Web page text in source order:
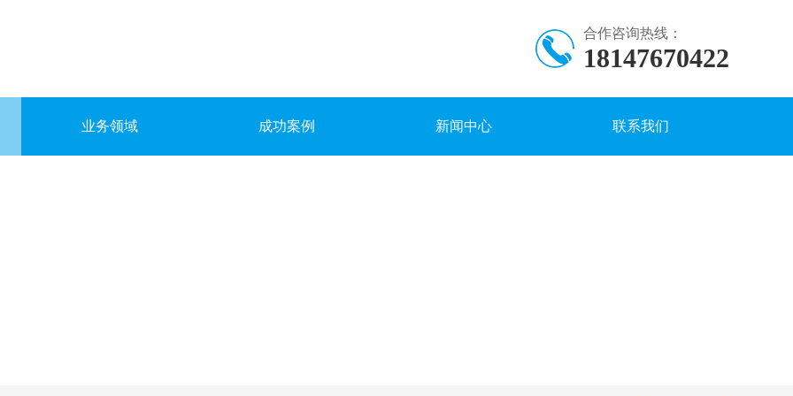
合作咨询热线：
18147670422
业务领域 成功案例 新闻中心 联系我们